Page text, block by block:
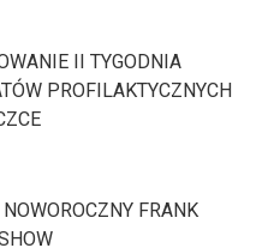
II TYGODNIA
PROFILAKTYCZNYCH
NOWOROCZNY FRANK